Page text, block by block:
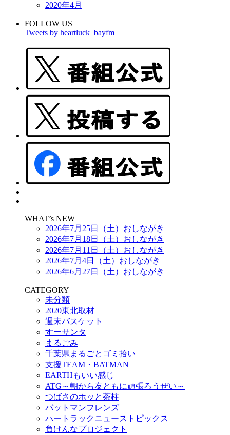
2020年4月
FOLLOW US
Tweets by heartluck_bayfm
WHAT’s NEW
2026年7月25日（土）おしながき
2026年7月18日（土）おしながき
2026年7月11日（土）おしながき
2026年7月4日（土）おしながき
2026年6月27日（土）おしながき
CATEGORY
未分類
2020東北取材
週末バスケット
すーサンタ
まるごみ
千葉県まるごとゴミ拾い
支援TEAM・BATMAN
EARTHもいい感じ
ATG～朝から友ともに頑張ろうぜい～
つばさのホッと茶柱
バットマンフレンズ
ハートラックニューストピックス
負けんなプロジェクト